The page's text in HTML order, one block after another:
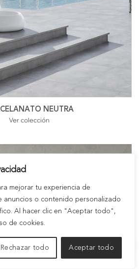
mejorar tu experiencia de
anuncios o contenido personalizado
Al hacer clic en "Aceptar todo",
de cookies.
Rechazar todo Aceptar todo
NEUTRA
Ver colección